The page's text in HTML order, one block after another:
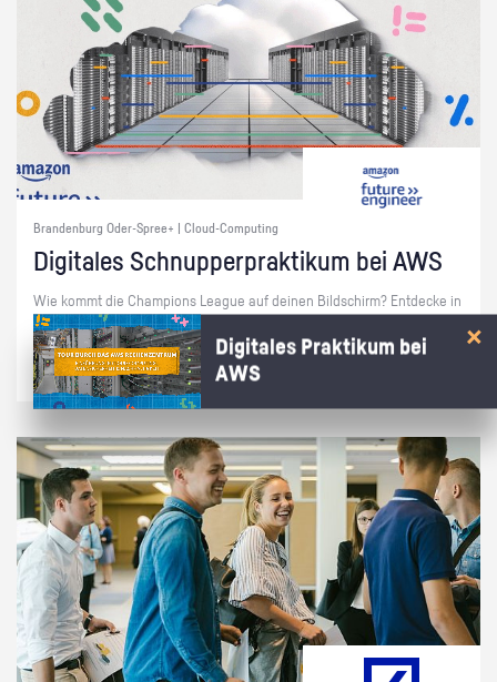
Brandenburg Oder-Spree+ | Cloud-Computing
Di­gi­ta­les Schnup­per­prak­ti­kum bei AWS
Wie kommt die Cham­pi­ons Le­ague auf dei­nen Bild­schirm? Ent­de­cke in
15 Min. bei AWS, wie die Cloud das mög­lich macht!
Digitales Praktikum bei
AWS